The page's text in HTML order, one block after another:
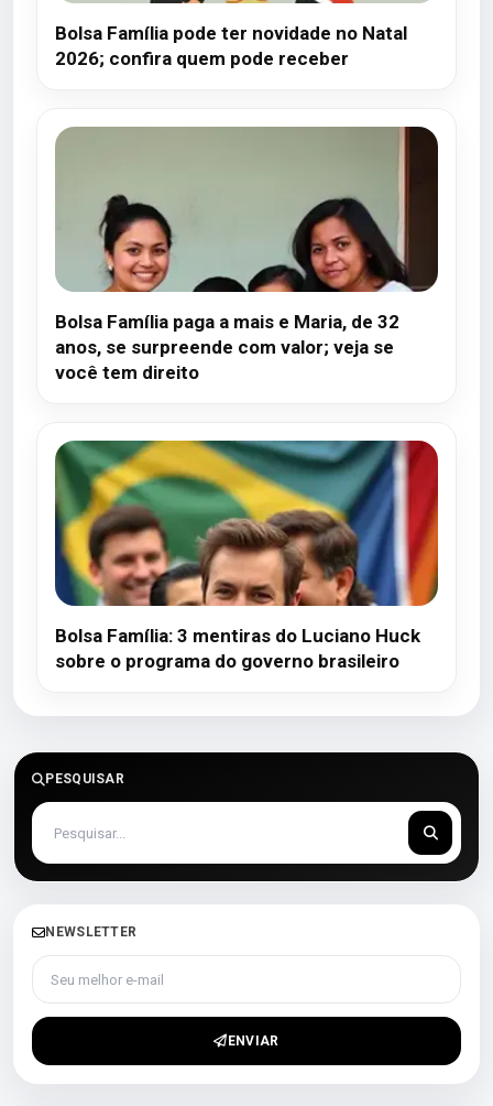
Bolsa Família pode ter novidade no Natal
2026; confira quem pode receber
Bolsa Família paga a mais e Maria, de 32
anos, se surpreende com valor; veja se
você tem direito
Bolsa Família: 3 mentiras do Luciano Huck
sobre o programa do governo brasileiro
PESQUISAR
NEWSLETTER
Seu melhor e-mail
ENVIAR